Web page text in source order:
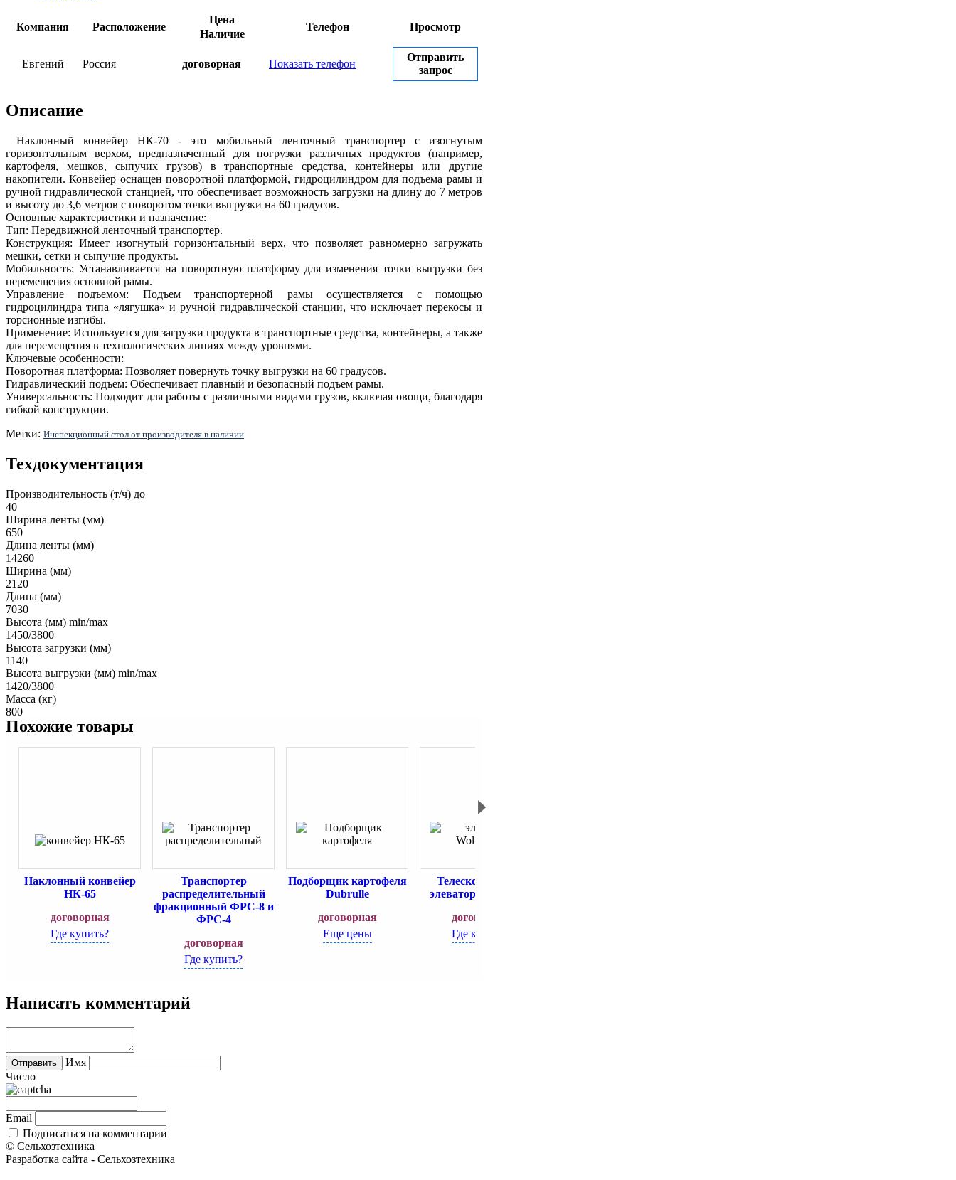
Компания Расположение
Цена
Наличие
Телефон Просмотр
Евгений Россия договорная Показать телефон
Отправить
запрос
Описание
Наклонный конвейер НК-70 - это мобильный ленточный транспортер с изогнутым
горизонтальным верхом, предназначенный для погрузки различных продуктов (например,
картофеля, мешков, сыпучих грузов) в транспортные средства, контейнеры или другие
накопители. Конвейер оснащен поворотной платформой, гидроцилиндром для подъема рамы и
ручной гидравлической станцией, что обеспечивает возможность загрузки на длину до 7 метров
и высоту до 3,6 метров с поворотом точки выгрузки на 60 градусов.
Основные характеристики и назначение:
Тип: Передвижной ленточный транспортер.
Конструкция: Имеет изогнутый горизонтальный верх, что позволяет равномерно загружать
мешки, сетки и сыпучие продукты.
Мобильность: Устанавливается на поворотную платформу для изменения точки выгрузки без
перемещения основной рамы.
Управление подъемом: Подъем транспортерной рамы осуществляется с помощью
гидроцилиндра типа «лягушка» и ручной гидравлической станции, что исключает перекосы и
торсионные изгибы.
Применение: Используется для загрузки продукта в транспортные средства, контейнеры, а также
для перемещения в технологических линиях между уровнями.
Ключевые особенности:
Поворотная платформа: Позволяет повернуть точку выгрузки на 60 градусов.
Гидравлический подъем: Обеспечивает плавный и безопасный подъем рамы.
Универсальность: Подходит для работы с различными видами грузов, включая овощи, благодаря
гибкой конструкции.
Метки: Инспекционный стол от производителя в наличии
Техдокументация
Производительность (т/ч) до
40
Ширина ленты (мм)
650
Длина ленты (мм)
14260
Ширина (мм)
2120
Длина (мм)
7030
Высота (мм) min/max
1450/3800
Высота загрузки (мм)
1140
Высота выгрузки (мм) min/max
1420/3800
Масса (кг)
800
Похожие товары
Наклонный конвейер
НК-65
договорная
Где купить?
Транспортер
распределительный
фракционный ФРС-8 и
ФРС-4
договорная
Где купить?
Подборщик картофеля
Dubrulle
договорная
Еще цены
Телескопический
элеватор Wolfhound
договорная
Где купить?
Написать комментарий
Имя
Число
Email
Подписаться на комментарии
© Сельхозтехника
Разработка сайта - Сельхозтехника